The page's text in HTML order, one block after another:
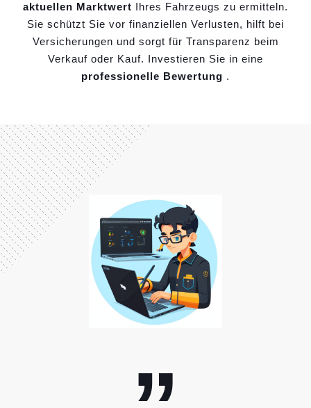
aktuellen Marktwert Ihres Fahrzeugs zu ermitteln.
Sie schützt Sie vor finanziellen Verlusten, hilft bei
Versicherungen und sorgt für Transparenz beim
Verkauf oder Kauf. Investieren Sie in eine
professionelle Bewertung .
„